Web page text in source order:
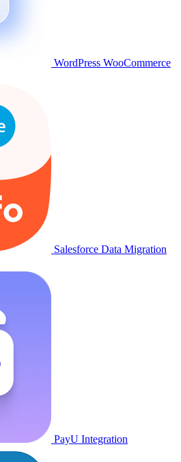
WordPress WooCommerce
Salesforce Data Migration
PayU Integration